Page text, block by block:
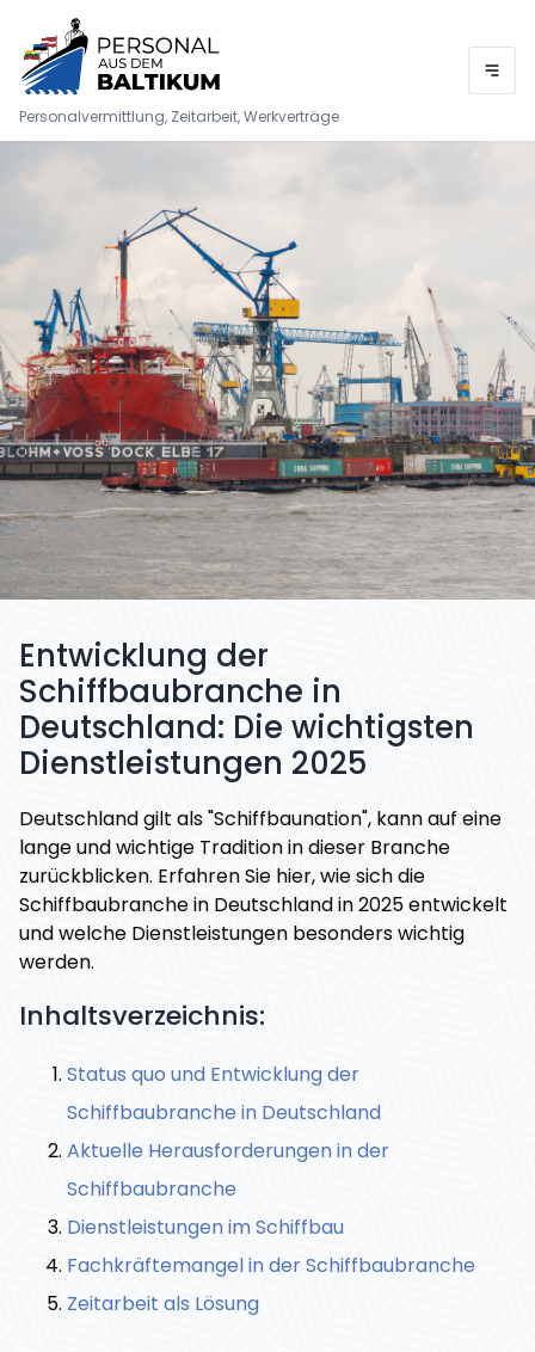
Personalvermittlung, Zeitarbeit, Werkverträge
Entwicklung der
Schiffbaubranche in
Deutschland: Die wichtigsten
Dienstleistungen 2025
Deutschland gilt als "Schiffbaunation", kann auf eine
lange und wichtige Tradition in dieser Branche
zurückblicken. Erfahren Sie hier, wie sich die
Schiffbaubranche in Deutschland in 2025 entwickelt
und welche Dienstleistungen besonders wichtig
werden.
Inhaltsverzeichnis:
Status quo und Entwicklung der
Schiffbaubranche in Deutschland
Aktuelle Herausforderungen in der
Schiffbaubranche
Dienstleistungen im Schiffbau
Fachkräftemangel in der Schiffbaubranche
Zeitarbeit als Lösung